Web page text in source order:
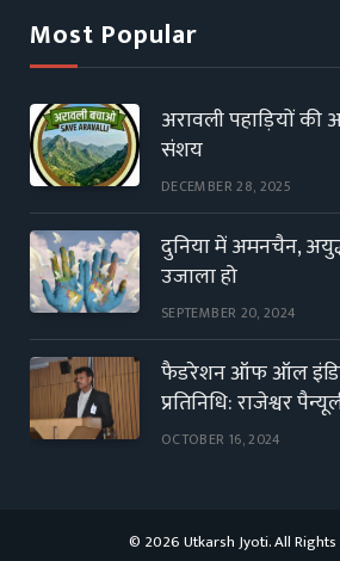
Most Popular
अरावली पहाड़ियों की
संशय
DECEMBER 28, 2025
दुनिया में अमनचैन,
उजाला हो
SEPTEMBER 20, 2024
फैडरेशन ऑफ ऑल
प्रतिनिधि: राजेश्वर
OCTOBER 16, 2024
© 2026 Utkarsh Jyoti. All Rights